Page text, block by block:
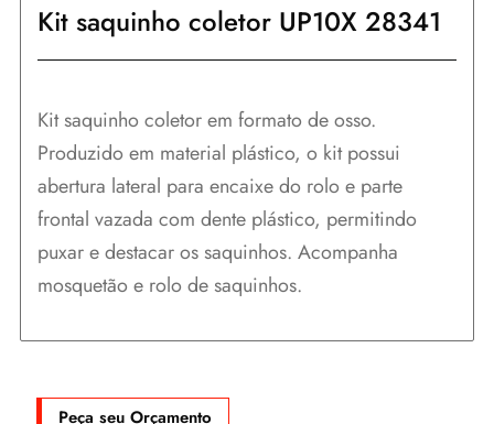
Kit saquinho coletor UP10X 28341
Kit saquinho coletor em formato de osso.
Produzido em material plástico, o kit possui
abertura lateral para encaixe do rolo e parte
frontal vazada com dente plástico, permitindo
puxar e destacar os saquinhos. Acompanha
mosquetão e rolo de saquinhos.
Peça seu Orçamento